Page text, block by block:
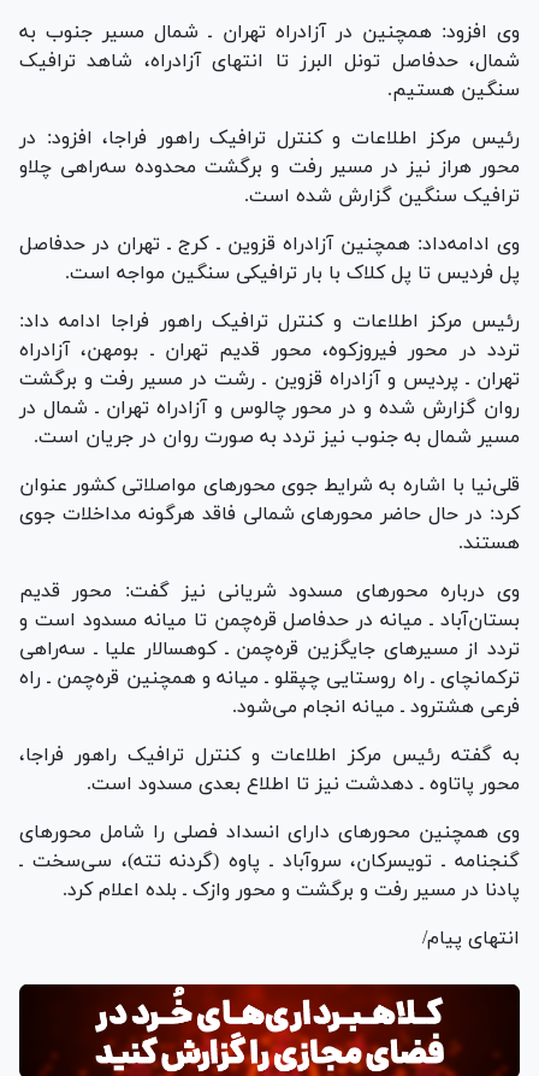
وی افزود: همچنین در آزادراه تهران ـ شمال مسیر جنوب به
شمال، حدفاصل تونل البرز تا انتهای آزادراه، شاهد ترافیک
سنگین هستیم.
رئیس مرکز اطلاعات و کنترل ترافیک راهور فراجا، افزود: در
محور هراز نیز در مسیر رفت و برگشت محدوده سه‌راهی چلاو
ترافیک سنگین گزارش شده است.
وی ادامه‌داد: همچنین آزادراه قزوین ـ کرج ـ تهران در حدفاصل
پل فردیس تا پل کلاک با بار ترافیکی سنگین مواجه است.
رئیس مرکز اطلاعات و کنترل ترافیک راهور فراجا ادامه داد:
تردد در محور فیروزکوه، محور قدیم تهران ـ بومهن، آزادراه
تهران ـ پردیس و آزادراه قزوین ـ رشت در مسیر رفت و برگشت
روان گزارش شده و در محور چالوس و آزادراه تهران ـ شمال در
مسیر شمال به جنوب نیز تردد به صورت روان در جریان است.
قلی‌نیا با اشاره به شرایط جوی محور‌های مواصلاتی کشور عنوان
کرد: در حال حاضر محور‌های شمالی فاقد هرگونه مداخلات جوی
هستند.
وی درباره محور‌های مسدود شریانی نیز گفت: محور قدیم
بستان‌آباد ـ میانه در حدفاصل قره‌چمن تا میانه مسدود است و
تردد از مسیر‌های جایگزین قره‌چمن ـ کوهسالار علیا ـ سه‌راهی
ترکمانچای ـ راه روستایی چپقلو ـ میانه و همچنین قره‌چمن ـ راه
فرعی هشترود ـ میانه انجام می‌شود.
به گفته رئیس مرکز اطلاعات و کنترل ترافیک راهور فراجا،
محور پاتاوه ـ دهدشت نیز تا اطلاع بعدی مسدود است.
وی همچنین محور‌های دارای انسداد فصلی را شامل محور‌های
گنجنامه ـ تویسرکان، سروآباد ـ پاوه (گردنه تته)، سی‌سخت ـ
پادنا در مسیر رفت و برگشت و محور وازک ـ بلده اعلام کرد.
انتهای پیام/